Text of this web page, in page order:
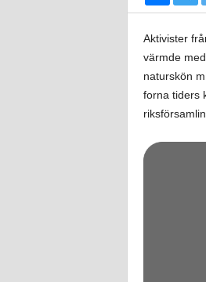
p
Aktivister
värmde
naturskön
forna tiders